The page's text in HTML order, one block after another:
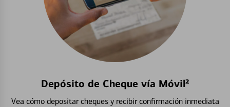
Depósito de Cheque vía Móvil²
Vea cómo depositar cheques y recibir confirmación inmediata